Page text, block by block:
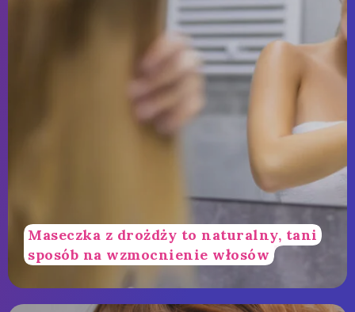
Maseczka z drożdży to naturalny, tani
sposób na wzmocnienie włosów